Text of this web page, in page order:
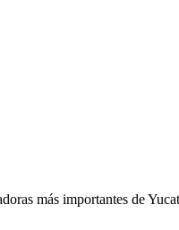
más importantes de